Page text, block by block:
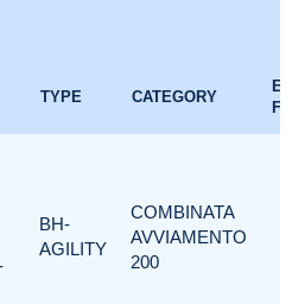
TYPE CATEGORY
BH-
AGILITY
COMBINATA
AVVIAMENTO
200